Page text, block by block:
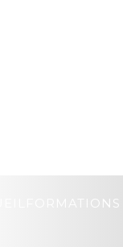
FORMATIONS